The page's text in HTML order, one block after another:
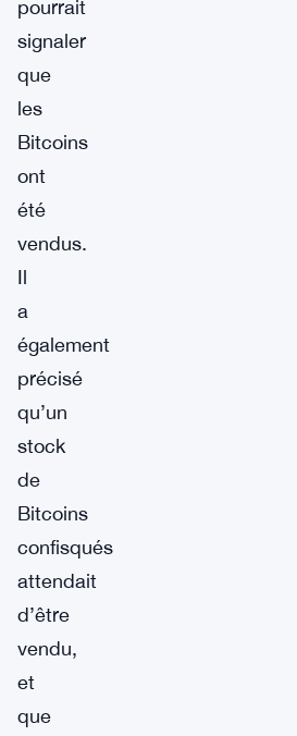
pourrait
signaler
que
les
Bitcoins
ont
été
vendus.
Il
a
également
précisé
qu’un
stock
de
Bitcoins
confisqués
attendait
d’être
vendu,
et
que